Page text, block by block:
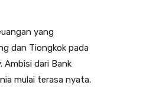
yang
dan Tiongkok pada
Ambisi dari Bank
mulai terasa nyata.